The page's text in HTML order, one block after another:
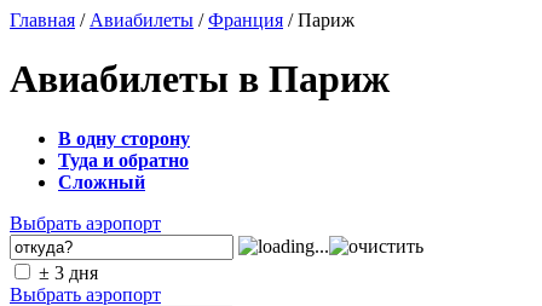
Главная / Авиабилеты /Франция / Париж
Авиабилеты в Париж
В одну сторону
Туда и обратно
Сложный
Выбрать аэропорт
± 3 дня
Выбрать аэропорт